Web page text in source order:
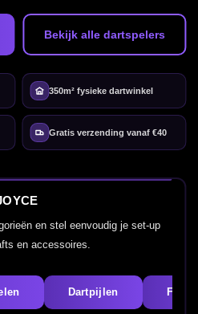
Bekijk alle dartspelers
350m² fysieke dartwinkel
Gratis verzending vanaf €40
en stel eenvoudig je set-up
en accessoires.
Dartpijlen